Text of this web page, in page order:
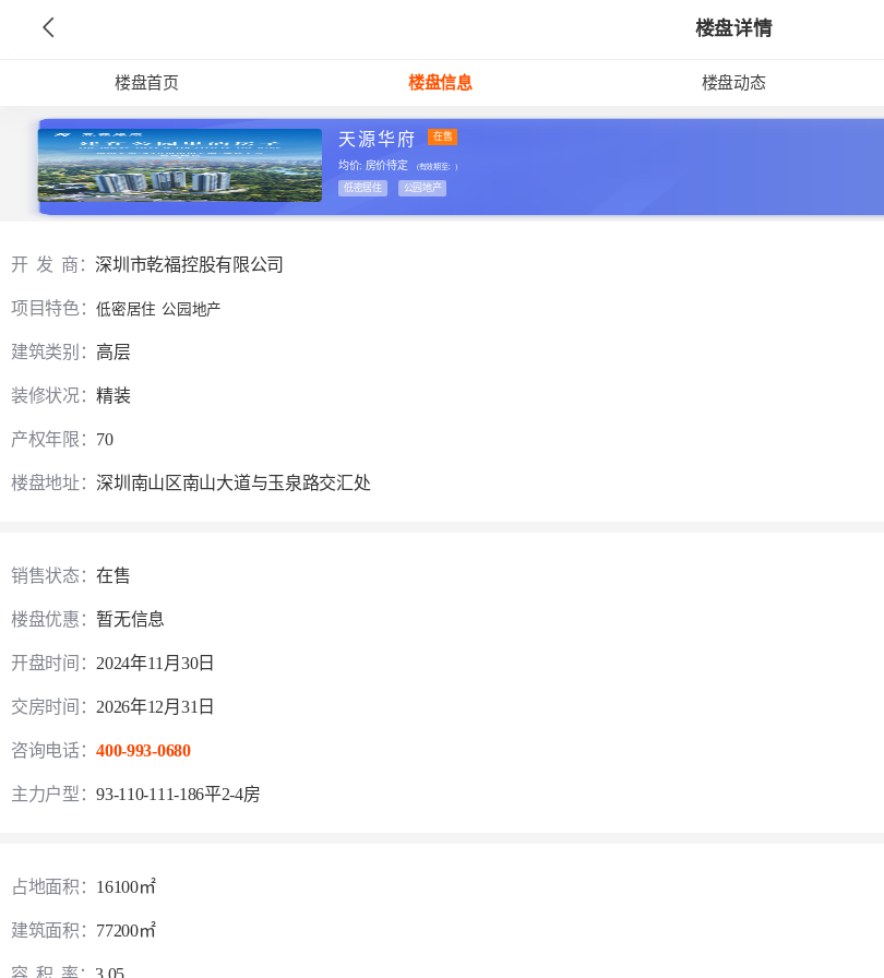
楼盘详情
楼盘首页 楼盘信息 楼盘动态
天源华府 在售
均价: 房价待定 (有效期至：)
低密居住 公园地产
开 发 商：深圳市乾福控股有限公司
项目特色：低密居住 公园地产
建筑类别： 高层
装修状况：精装
产权年限： 70
楼盘地址：深圳南山区南山大道与玉泉路交汇处
销售状态：在售
楼盘优惠： 暂无信息
开盘时间： 2024年11月30日
交房时间： 2026年12月31日
咨询电话：400-993-0680
主力户型：93-110-111-186平2-4房
占地面积： 16100㎡
建筑面积： 77200㎡
容 积 率： 3.05